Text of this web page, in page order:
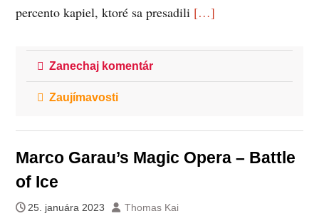
percento kapiel, ktoré sa presadili […]
Zanechaj komentár
Zaujímavosti
Marco Garau’s Magic Opera – Battle
of Ice
25. januára 2023 Thomas Kai